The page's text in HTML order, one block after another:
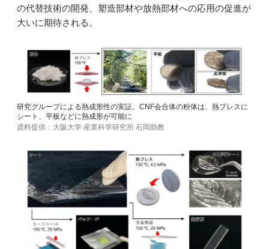
の代替技術の開発、塑造部材や放熱部材への応用の促進が
大いに期待される。
研究グループによる熱成形性の実証。CNF会合体の粉体は、熱プレスに
シート、平板などに熱成形が可能に
資料提供：大阪大学 産業科学研究所 石岡助教